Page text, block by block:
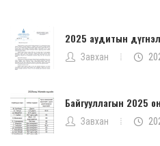
2025 аудитын
Завхан
Байгууллагын 2025
Завхан